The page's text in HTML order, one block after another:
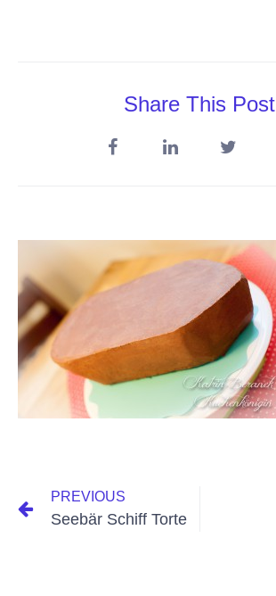
Share This Post
PREVIOUS
Seebär Schiff Torte